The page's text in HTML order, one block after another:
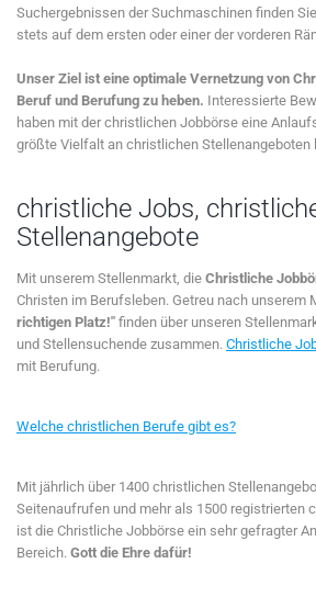
Suchergebnissen der Suchmaschinen finden
stets auf dem ersten oder einer der vorderen
Unser Ziel ist eine optimale Vernetzung von
Beruf und Berufung zu heben. Interessierte
haben mit der christlichen Jobbörse eine
größte Vielfalt an christlichen Stellenangeboten
christliche Jobs,
Stellenangebote
Mit unserem Stellenmarkt, die Christliche
Christen im Berufsleben. Getreu nach unserem
richtigen Platz!" finden über unseren
und Stellensuchende zusammen. Christliche
mit Berufung.
Welche christlichen Berufe gibt es?
Mit jährlich über 1400 christlichen
Seitenaufrufen und mehr als 1500 registrierten
ist die Christliche Jobbörse ein sehr gefragter
Bereich. Gott die Ehre dafür!